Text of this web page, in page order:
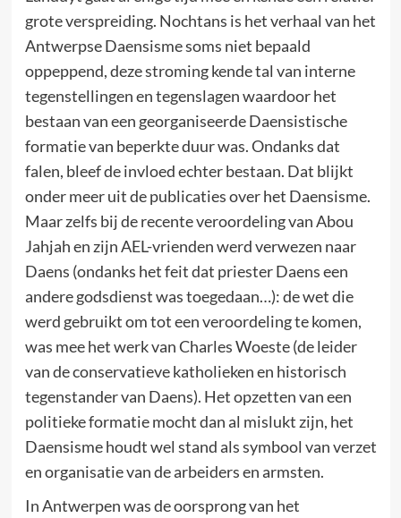
grote verspreiding. Nochtans is het verhaal van het
Antwerpse Daensisme soms niet bepaald
oppeppend, deze stroming kende tal van interne
tegenstellingen en tegenslagen waardoor het
bestaan van een georganiseerde Daensistische
formatie van beperkte duur was. Ondanks dat
falen, bleef de invloed echter bestaan. Dat blijkt
onder meer uit de publicaties over het Daensisme.
Maar zelfs bij de recente veroordeling van Abou
Jahjah en zijn AEL-vrienden werd verwezen naar
Daens (ondanks het feit dat priester Daens een
andere godsdienst was toegedaan…): de wet die
werd gebruikt om tot een veroordeling te komen,
was mee het werk van Charles Woeste (de leider
van de conservatieve katholieken en historisch
tegenstander van Daens). Het opzetten van een
politieke formatie mocht dan al mislukt zijn, het
Daensisme houdt wel stand als symbool van verzet
en organisatie van de arbeiders en armsten.
In Antwerpen was de oorsprong van het